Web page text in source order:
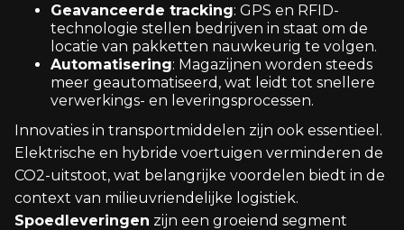
Geavanceerde tracking: GPS en RFID-
technologie stellen bedrijven in staat om de
locatie van pakketten nauwkeurig te volgen.
Automatisering: Magazijnen worden steeds
meer geautomatiseerd, wat leidt tot snellere
verwerkings- en leveringsprocessen.
Innovaties in transportmiddelen zijn ook essentieel.
Elektrische en hybride voertuigen verminderen de
CO2-uitstoot, wat belangrijke voordelen biedt in de
context van milieuvriendelijke logistiek.
Spoedleveringen zijn een groeiend segment